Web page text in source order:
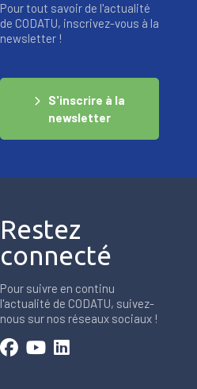
Pour tout savoir de l'actualité
de CODATU, inscrivez-vous à la
newsletter !
S'inscrire à la
newsletter
Restez
connecté
Pour suivre en continu
l'actualité de CODATU, suivez-
nous sur nos réseaux sociaux !